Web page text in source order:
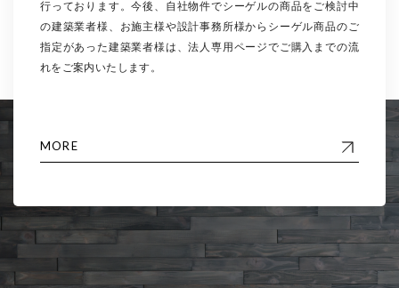
行っております。今後、自社物件でシーゲルの商品をご検討中
の建築業者様、お施主様や設計事務所様からシーゲル商品のご
指定があった建築業者様は、法人専用ページでご購入までの流
れをご案内いたします。
MORE